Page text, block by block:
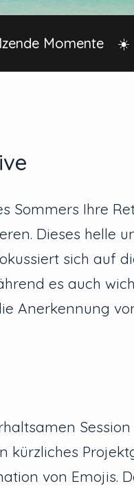
Momente ☀️
Sommers Ihre
Dieses helle
sich auf
es auch
Anerkennung
kürzliches
von Emojis.